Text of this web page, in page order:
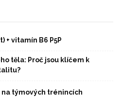
+ vitamín B6 P5P
těla: Proč jsou klíčem k
týmových trénincích